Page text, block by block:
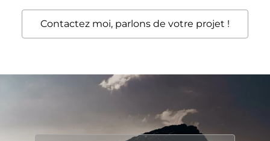
Contactez moi, parlons de votre projet !